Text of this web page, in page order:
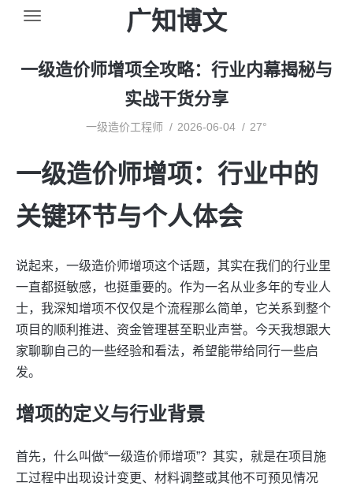
广知博文
一级造价师增项全攻略：行业内幕揭秘与
实战干货分享
一级造价工程师 2026-06-04 27°
一级造价师增项：行业中的
关键环节与个人体会
说起来，一级造价师增项这个话题，其实在我们的行业里
一直都挺敏感，也挺重要的。作为一名从业多年的专业人
士，我深知增项不仅仅是个流程那么简单，它关系到整个
项目的顺利推进、资金管理甚至职业声誉。今天我想跟大
家聊聊自己的一些经验和看法，希望能带给同行一些启
发。
增项的定义与行业背景
首先，什么叫做“一级造价师增项”？其实，就是在项目施
工过程中出现设计变更、材料调整或其他不可预见情况